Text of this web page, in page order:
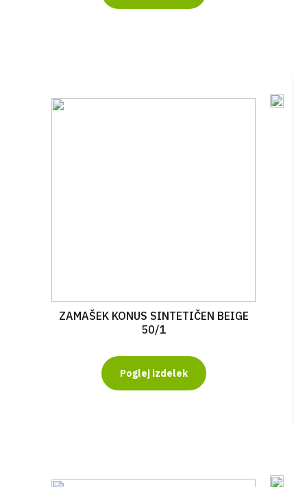
ZAMAŠEK KONUS SINTETIČEN BEIGE
50/1
Poglej izdelek